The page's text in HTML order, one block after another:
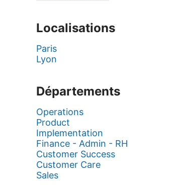
Localisations
Paris
Lyon
Départements
Operations
Product
Implementation
Finance - Admin - RH
Customer Success
Customer Care
Sales